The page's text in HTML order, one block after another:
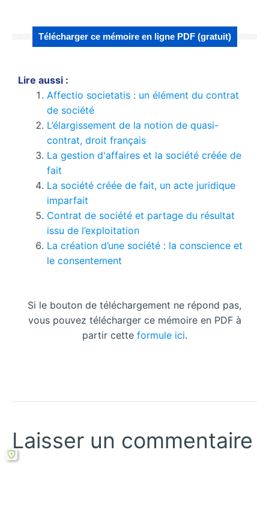
Télécharger ce mémoire en ligne PDF (gratuit)
Lire aussi :
Affectio societatis : un élément du contrat
de société
L’élargissement de la notion de quasi-
contrat, droit français
La gestion d'affaires et la société créée de
fait
La société créée de fait, un acte juridique
imparfait
Contrat de société et partage du résultat
issu de l’exploitation
La création d’une société : la conscience et
le consentement
Si le bouton de téléchargement ne répond pas,
vous pouvez télécharger ce mémoire en PDF à
partir cette formule ici.
Laisser un commentaire